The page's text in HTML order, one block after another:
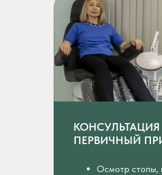
ПЕРВИЧНЫЙ
Осмотр стопы,